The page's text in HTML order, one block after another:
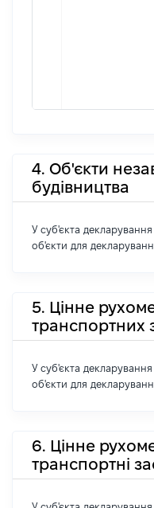
4. Об'єкти
будівництва
У суб'єкта декларування
об'єкти для
5. Цінне
транспортних
У суб'єкта декларування
об'єкти для
6. Цінне
транспортні